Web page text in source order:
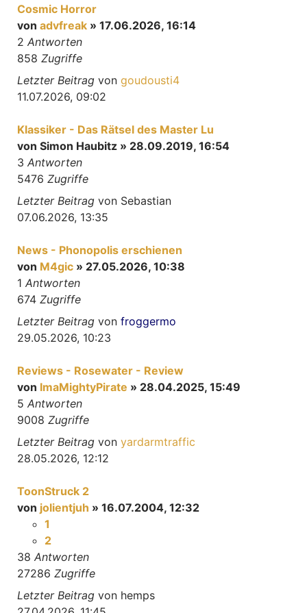
Cosmic Horror
von advfreak » 17.06.2026, 16:14
2 Antworten
858 Zugriffe
Letzter Beitrag von goudousti4
11.07.2026, 09:02
Klassiker - Das Rätsel des Master Lu
von Simon Haubitz » 28.09.2019, 16:54
3 Antworten
5476 Zugriffe
Letzter Beitrag von Sebastian
07.06.2026, 13:35
News - Phonopolis erschienen
von M4gic » 27.05.2026, 10:38
1 Antworten
674 Zugriffe
Letzter Beitrag von froggermo
29.05.2026, 10:23
Reviews - Rosewater - Review
von ImaMightyPirate » 28.04.2025, 15:49
5 Antworten
9008 Zugriffe
Letzter Beitrag von yardarmtraffic
28.05.2026, 12:12
ToonStruck 2
von jolientjuh » 16.07.2004, 12:32
1
2
38 Antworten
27286 Zugriffe
Letzter Beitrag von hemps